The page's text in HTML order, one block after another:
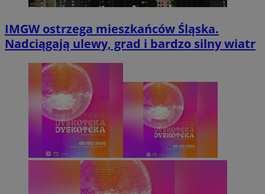
IMGW ostrzega mieszkańców Śląska.
Nadciągają ulewy, grad i bardzo silny wiatr